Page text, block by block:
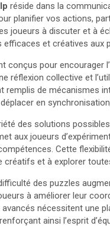
réside dans la
planifier vos actions,
joueurs à discuter et à
efficaces et créatives aux
conçus pour encourager
réflexion collective et
remplis de mécanismes
en
des solutions
aux joueurs
Cette
créatifs et à explorer
des puzzles
à améliorer leur
avancés nécessitent une
renforçant ainsi l’esprit